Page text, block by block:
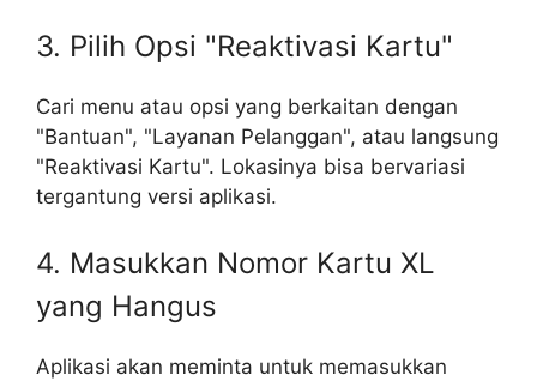
3. Pilih Opsi "Reaktivasi Kartu"
Cari menu atau opsi yang berkaitan dengan
"Bantuan", "Layanan Pelanggan", atau langsung
"Reaktivasi Kartu". Lokasinya bisa bervariasi
tergantung versi aplikasi.
4. Masukkan Nomor Kartu XL
yang Hangus
Aplikasi akan meminta untuk memasukkan